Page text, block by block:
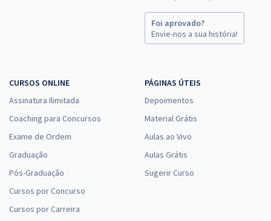
Foi aprovado?
Envie-nos a sua história!
CURSOS ONLINE
Assinatura Ilimitada
Coaching para Concursos
Exame de Ordem
Graduação
Pós-Graduação
Cursos por Concurso
Cursos por Carreira
PÁGINAS ÚTEIS
Depoimentos
Material Grátis
Aulas ao Vivo
Aulas Grátis
Sugerir Curso